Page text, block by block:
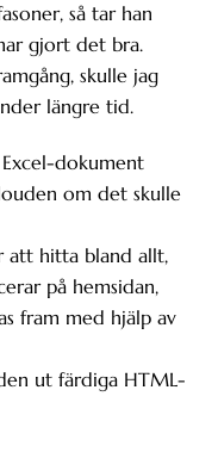
så tar han
gjort det bra.
skulle jag
längre tid.
dokument
om det skulle
att hitta bland allt,
på hemsidan,
fram med hjälp av
ut färdiga HTML-